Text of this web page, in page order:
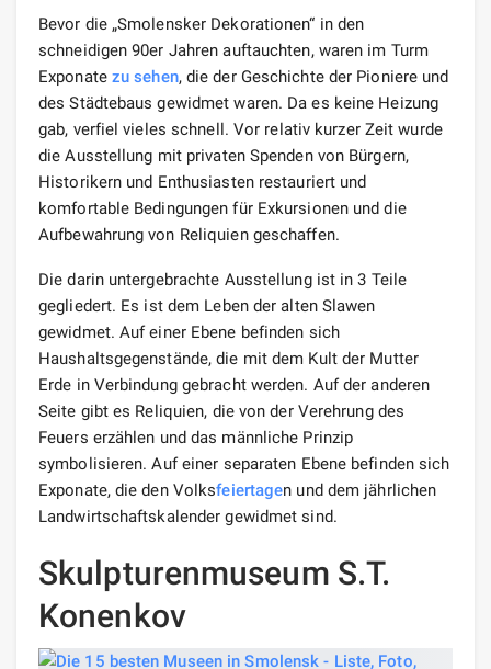
Bevor die „Smolensker Dekorationen“ in den
schneidigen 90er Jahren auftauchten, waren im Turm
Exponate zu sehen, die der Geschichte der Pioniere und
des Städtebaus gewidmet waren. Da es keine Heizung
gab, verfiel vieles schnell. Vor relativ kurzer Zeit wurde
die Ausstellung mit privaten Spenden von Bürgern,
Historikern und Enthusiasten restauriert und
komfortable Bedingungen für Exkursionen und die
Aufbewahrung von Reliquien geschaffen.
Die darin untergebrachte Ausstellung ist in 3 Teile
gegliedert. Es ist dem Leben der alten Slawen
gewidmet. Auf einer Ebene befinden sich
Haushaltsgegenstände, die mit dem Kult der Mutter
Erde in Verbindung gebracht werden. Auf der anderen
Seite gibt es Reliquien, die von der Verehrung des
Feuers erzählen und das männliche Prinzip
symbolisieren. Auf einer separaten Ebene befinden sich
Exponate, die den Volksfeiertagen und dem jährlichen
Landwirtschaftskalender gewidmet sind.
Skulpturenmuseum S.T.
Konenkov